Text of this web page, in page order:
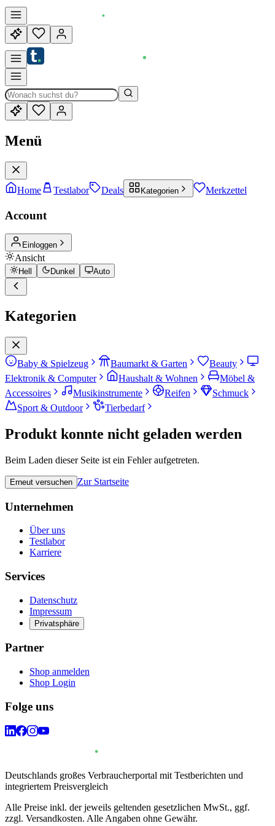
Menü
Home Testlabor Deals Kategorien Merkzettel
Account
Einloggen
Ansicht
Hell Dunkel Auto
Kategorien
Baby & Spielzeug Baumarkt & Garten
Beauty
Elektronik & Computer
Haushalt & Wohnen
Möbel &
Accessoires
Musikinstrumente Reifen
Schmuck
Sport & Outdoor
Tierbedarf
Produkt konnte nicht geladen werden
Beim Laden dieser Seite ist ein Fehler aufgetreten.
Erneut versuchen Zur Startseite
Unternehmen
Über uns
Testlabor
Karriere
Services
Datenschutz
Impressum
Privatsphäre
Partner
Shop anmelden
Shop Login
Folge uns
Deutschlands großes Verbraucherportal mit Testberichten und
integriertem Preisvergleich
Alle Preise inkl. der jeweils geltenden gesetzlichen MwSt., ggf.
zzgl. Versandkosten. Alle Angaben ohne Gewähr.